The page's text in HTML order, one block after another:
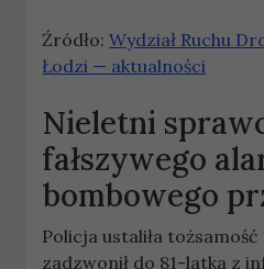
Źródło:Wydział Ruchu
Łodzi — aktualności
Nieletni
fałszywego
bombowego
Policja ustaliła
zadzwonił do 81-latka z